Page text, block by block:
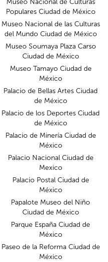
Museo Nacional de Culturas
Populares Ciudad de México
Museo Nacional de las Culturas
del Mundo Ciudad de México
Museo Soumaya Plaza Carso
Ciudad de México
Museo Tamayo Ciudad de
México
Palacio de Bellas Artes Ciudad
de México
Palacio de los Deportes Ciudad
de México
Palacio de Minería Ciudad de
México
Palacio Nacional Ciudad de
Mexico
Palacio Postal Ciudad de
México
Papalote Museo del Niño
Ciudad de México
Parque España Ciudad de
México
Paseo de la Reforma Ciudad de
México